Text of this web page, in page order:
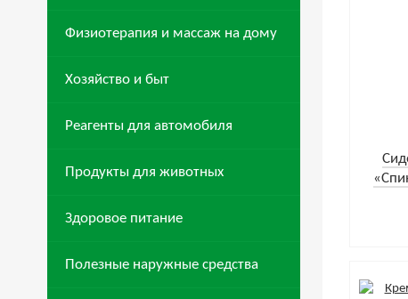
Физиотерапия и массаж на дому
Хозяйство и быт
Реагенты для автомобиля
Продукты для животных
Здоровое питание
Полезные наружные средства